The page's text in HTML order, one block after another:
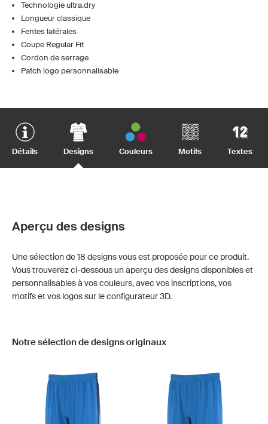
Technologie ultra.dry
Longueur classique
Fentes latérales
Coupe Regular Fit
Cordon de serrage
Patch logo personnalisable
Détails Designs Couleurs Motifs Textes
Aperçu des designs
Une sélection de 18 designs vous est proposée pour ce produit.
Vous trouverez ci-dessous un aperçu des designs disponibles et
personnalisables à vos couleurs, avec vos inscriptions, vos
motifs et vos logos sur le configurateur 3D.
Notre sélection de designs originaux